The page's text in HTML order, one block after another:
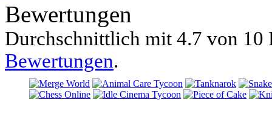
Bewertungen
Durchschnittlich mit 4.7 von 10
Bewertungen.